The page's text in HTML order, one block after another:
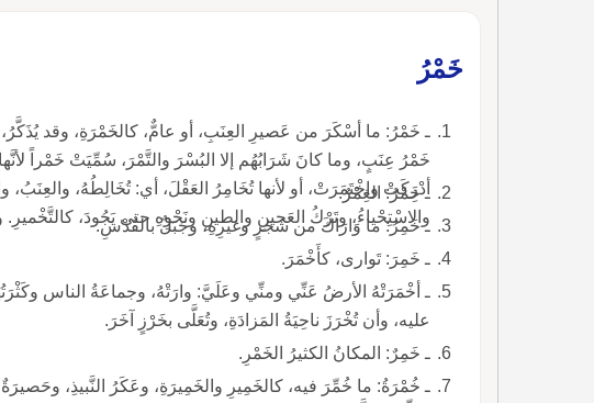
خَمْرُ
ـ خَمْرُ: ما أسْكَرَ من عَصيرِ العِنَبِ، أو عامٌّ، كالخَمْرَةِ، وقد يُذَكَّرُ،
أدْرَكَتْ واخْتَمَرَتْ، أو لأنها تُخَامِرُ العَقْلَ،
والاسْتِحْياءُ، وتَرْكُ العَجينِ والطينِ ونَحْوِهِ حتى يَجُودَ،
ـ خِمْرُ: الغِمْرُ.
ـ خَمِرُ: ما وَارَاكَ من شَجَرٍ وغيرِهِ، وجَبَلٌ بالقُدْسِ.
ـ خَمِرَ: تَوارى، كأَخْمَرَ.
ـ أخْمَرَتْهُ الأرضُ عَنِّي ومنِّي وعَلَيَّ: وارَتْهُ، وجماعَةُ الناس
عليه، وأن تُخْرَزَ ناحِيَةُ المَزادَةِ، وتُعَلَّى بخَرْزٍ آخَرَ.
ـ خَمِرٌ: المكانُ الكثيرُ الخَمْرِ.
ـ خُمْرَةُ: ما خُمِّرَ فيه، كالخَمِيرِ والخَمِيرَةِ، وعَكَرُ